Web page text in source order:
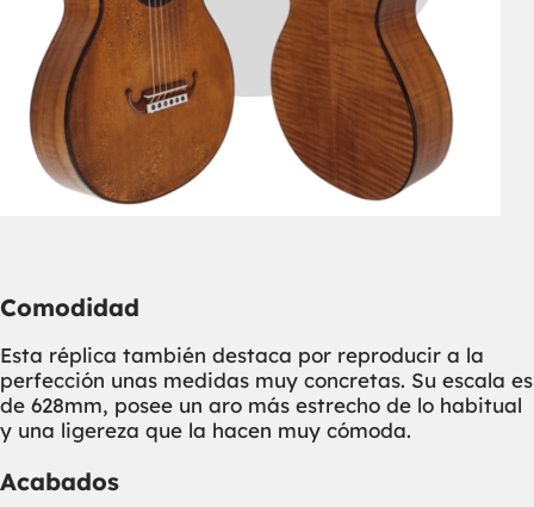
Comodidad
Esta réplica también destaca por reproducir a la
perfección unas medidas muy concretas. Su escala es
de 628mm, posee un aro más estrecho de lo habitual
y una ligereza que la hacen muy cómoda.
Acabados